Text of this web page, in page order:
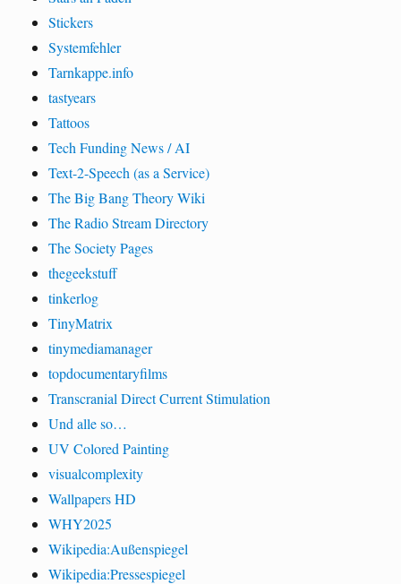
Stickers
Systemfehler
Tarnkappe.info
tastyears
Tattoos
Tech Funding News / AI
Text-2-Speech (as a Service)
The Big Bang Theory Wiki
The Radio Stream Directory
The Society Pages
thegeekstuff
tinkerlog
TinyMatrix
tinymediamanager
topdocumentaryfilms
Transcranial Direct Current Stimulation
Und alle so…
UV Colored Painting
visualcomplexity
Wallpapers HD
WHY2025
Wikipedia:Außenspiegel
Wikipedia:Pressespiegel